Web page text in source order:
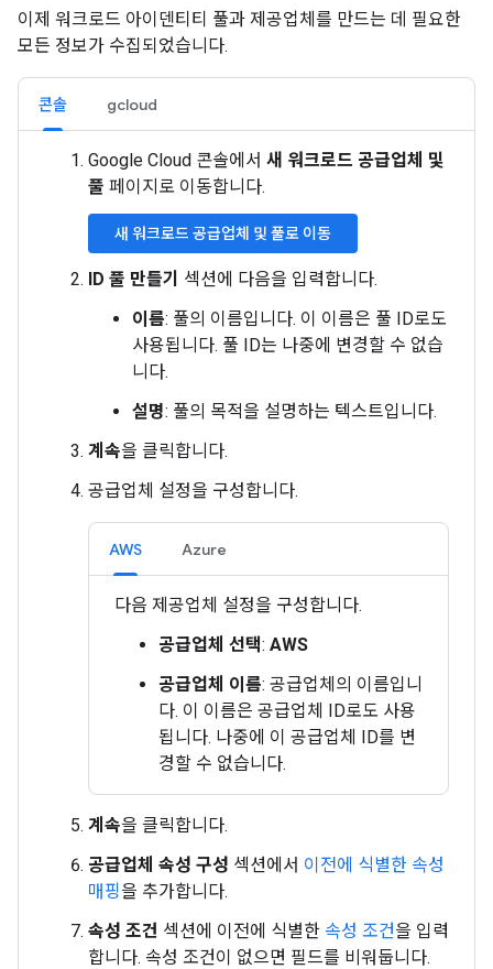
이제 워크로드 아이덴티티 풀과 제공업체를 만드는 데 필요한
모든 정보가 수집되었습니다.
콘솔 gcloud
Google Cloud 콘솔에서 새 워크로드 공급업체 및
풀 페이지로 이동합니다.
새 워크로드 공급업체 및 풀로 이동
ID 풀 만들기
섹션에 다음을 입력합니다.
이름: 풀의 이름입니다. 이 이름은 풀 ID로도
사용됩니다. 풀 ID는 나중에 변경할 수 없습
니다.
설명: 풀의 목적을 설명하는 텍스트입니다.
계속을 클릭합니다.
공급업체 설정을 구성합니다.
AWS Azure
다음 제공업체 설정을 구성합니다.
공급업체 선택: AWS
공급업체 이름: 공급업체의 이름입니
다. 이 이름은 공급업체 ID로도 사용
됩니다. 나중에 이 공급업체 ID를 변
경할 수 없습니다.
계속을 클릭합니다.
공급업체 속성 구성 섹션에서 이전에 식별한 속성
매핑을 추가합니다.
속성 조건 섹션에 이전에 식별한 속성 조건을 입력
합니다. 속성 조건이 없으면 필드를 비워둡니다.